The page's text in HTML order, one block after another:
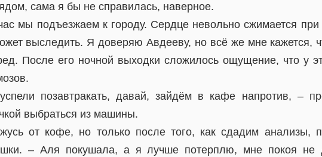
сама я бы не справилась, наверное.
мы подъезжаем к городу. Сердце невольно сжимается
выследить. Я доверяю Авдееву, но всё же мне кажется,
После его ночной выходки сложилось ощущение, что у
позавтракать, давай, зайдём в кафе напротив, –
выбраться из машины.
от кофе, но только после того, как сдадим анализы,
– Аля покушала, а я лучше потерплю, мне покоя не